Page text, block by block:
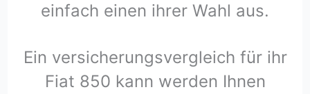
einfach einen ihrer Wahl aus.
Ein versicherungsvergleich für ihr
Fiat 850 kann werden Ihnen